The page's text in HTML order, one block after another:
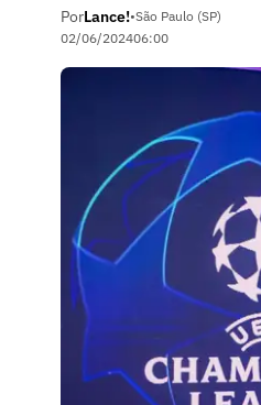
PorLance!•São Paulo (SP)
02/06/202406:00